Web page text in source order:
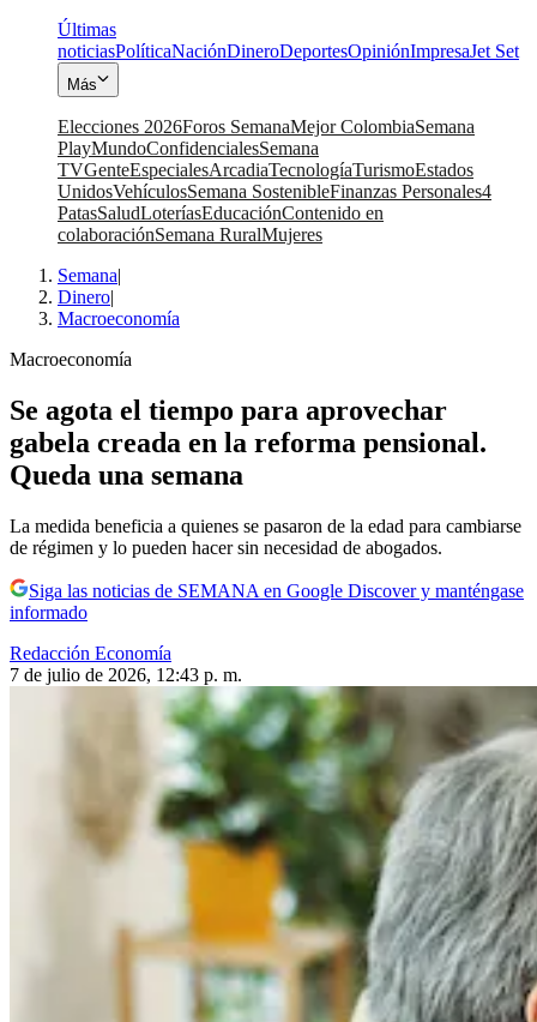
Últimas
noticiasPolíticaNaciónDineroDeportesOpiniónImpresaJet Set
Más
Elecciones 2026Foros SemanaMejor ColombiaSemana
PlayMundoConfidencialesSemana
TVGenteEspecialesArcadiaTecnologíaTurismoEstados
UnidosVehículosSemana SostenibleFinanzas Personales4
PatasSaludLoteríasEducaciónContenido en
colaboraciónSemana RuralMujeres
Semana|
Dinero|
Macroeconomía
Macroeconomía
Se agota el tiempo para aprovechar
gabela creada en la reforma pensional.
Queda una semana
La medida beneficia a quienes se pasaron de la edad para cambiarse
de régimen y lo pueden hacer sin necesidad de abogados.
Siga las noticias de SEMANA en Google Discover y manténgase
informado
Redacción Economía
7 de julio de 2026, 12:43 p. m.